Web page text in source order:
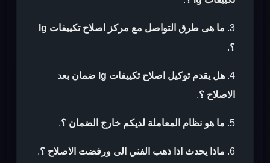
ما هى طرق التواصل مع مركز اصلاح تكييفات lg
؟.
هل يقدم توكيل اصلاح تكييفات lg ضمان بعد
الاصلاح ؟.
ما هو نظام المعاملة لديكم خارج الضمان ؟.
ماذا يحدث اذا ذهب الفني الى ورفضت الاصلاح ؟.